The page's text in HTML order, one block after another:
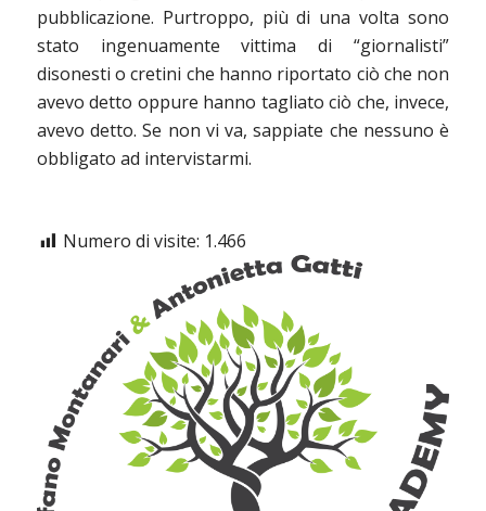
pubblicazione. Purtroppo, più di una volta sono
stato ingenuamente vittima di “giornalisti”
disonesti o cretini che hanno riportato ciò che non
avevo detto oppure hanno tagliato ciò che, invece,
avevo detto. Se non vi va, sappiate che nessuno è
obbligato ad intervistarmi.
Numero di visite: 1.466